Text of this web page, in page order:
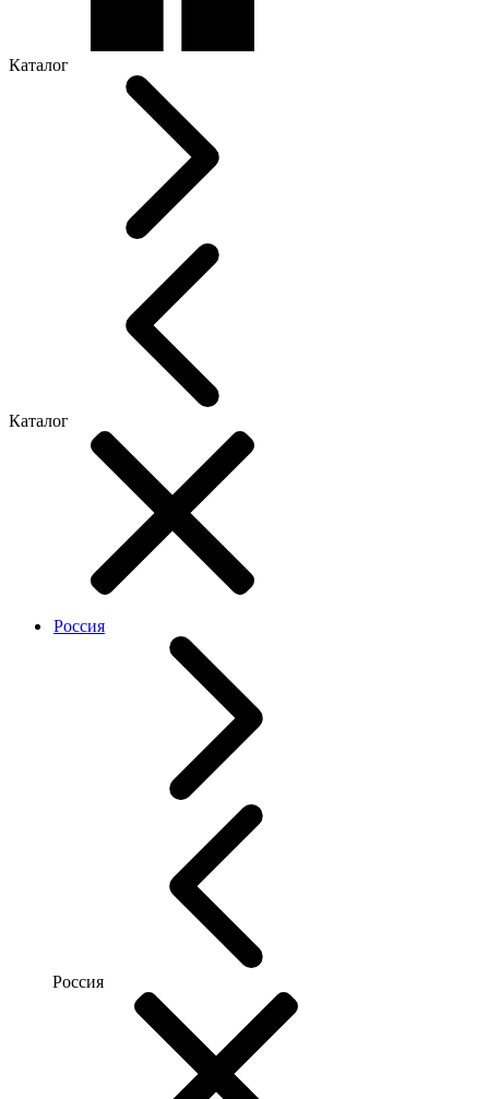
Каталог
Каталог
Россия
Россия